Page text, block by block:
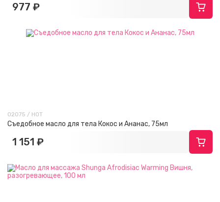
977 ₽
02075 / HOT
Съедобное масло для тела Кокос и Ананас, 75мл
1 151 ₽